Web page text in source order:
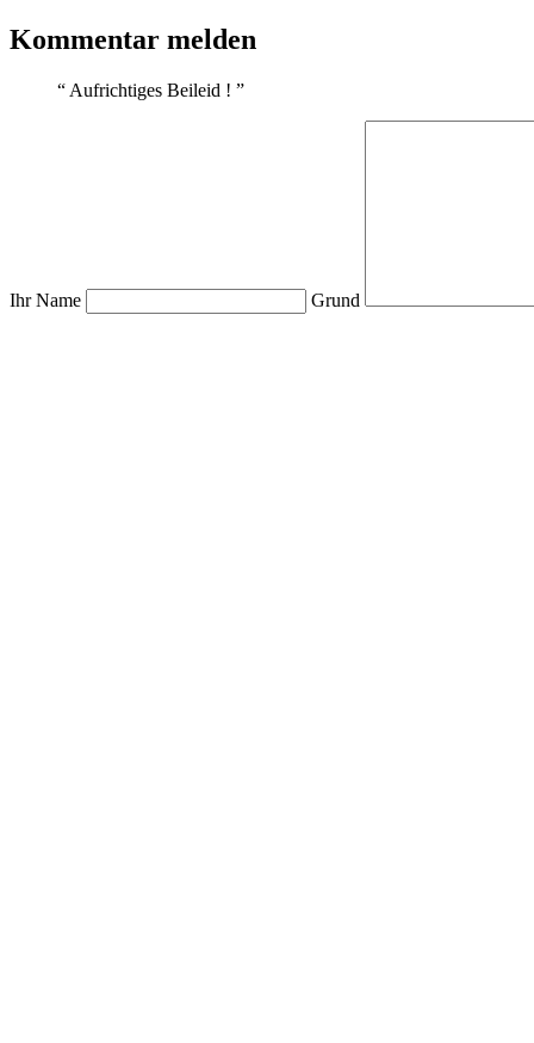
Kommentar melden
“ Aufrichtiges Beileid ! ”
Ihr Name Grund